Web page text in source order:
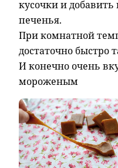
кусочки и добавить
печенья.
При комнатной
достаточно быстро
И конечно очень
мороженым